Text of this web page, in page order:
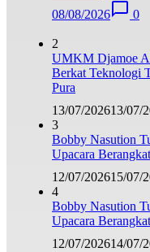
08/08/2026
0
2
UMKM Djamoe
Berkat Teknologi
Pura
13/07/202613/07/
3
Bobby Nasution
Upacara
12/07/202615/07/
4
Bobby Nasution
Upacara
12/07/202614/07/